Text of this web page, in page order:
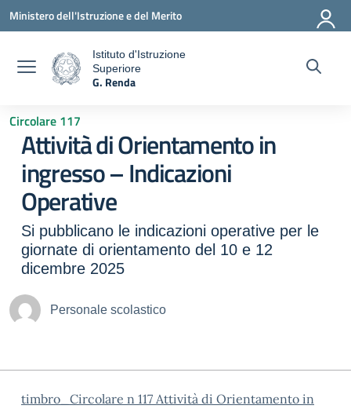
Vai ai contenuti
Vai al menu di navigazione
Vai al footer
Ministero dell'Istruzione e del Merito
Istituto d'Istruzione
Superiore
G. Renda
Circolare 117
Attività di Orientamento in
ingresso – Indicazioni
Operative
Si pubblicano le indicazioni operative per le
giornate di orientamento del 10 e 12
dicembre 2025
Personale scolastico
timbro_Circolare n 117 Attività di Orientamento in